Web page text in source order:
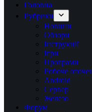
Головна
Рубрики
Новини
Обзори
Інструкції
Ігри
Програми
Робоче
Android
Сервер
Железо
Форум